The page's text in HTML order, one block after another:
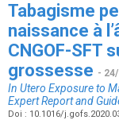
Tabagisme
naissance à
CNGOF-SFT
grossesse -
In Utero Exposure to
Expert Report and
Doi : 10.1016/